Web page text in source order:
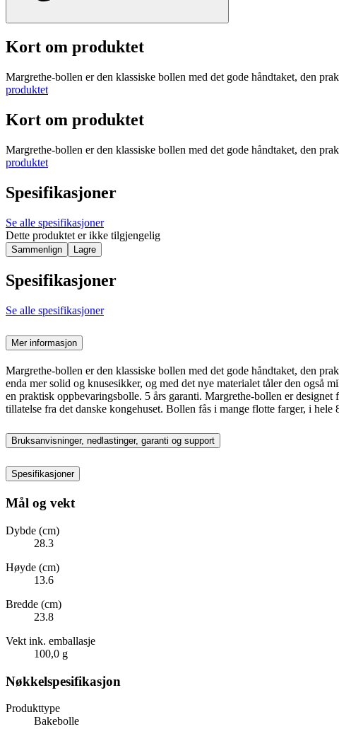
Kort om produktet
Margrethe-bollen er den klassiske bollen med det gode håndtaket, den
produktet
Kort om produktet
Margrethe-bollen er den klassiske bollen med det gode håndtaket, den
produktet
Spesifikasjoner
Se alle spesifikasjoner
Dette produktet er ikke tilgjengelig
Sammenlign Lagre
Spesifikasjoner
Se alle spesifikasjoner
Mer informasjon
Margrethe-bollen er den klassiske bollen med det gode håndtaket, den
enda mer solid og knusesikker, og med det nye materialet tåler den
en praktisk oppbevaringsbolle. 5 års garanti. Margrethe-bollen er
tillatelse fra det danske kongehuset. Bollen fås i mange flotte farger, i
Bruksanvisninger, nedlastinger, garanti og support
Spesifikasjoner
Mål og vekt
Dybde (cm)
28.3
Høyde (cm)
13.6
Bredde (cm)
23.8
Vekt ink. emballasje
100,0 g
Nøkkelspesifikasjon
Produkttype
Bakebolle